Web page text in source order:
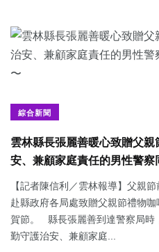
綜合新聞
雲林縣長張麗善暖心致贈父
安、兼顧家庭責任的男性警
【記者陳信利／雲林報導】父親
赴縣政府各局處致贈父親節禮物
賀節。 縣長張麗善到達警察局時
勤守護治安、兼顧家庭...